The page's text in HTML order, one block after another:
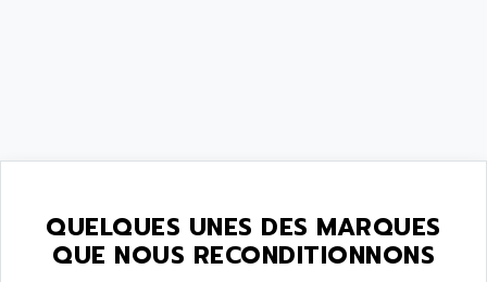
QUELQUES UNES DES MARQUES
QUE NOUS RECONDITIONNONS